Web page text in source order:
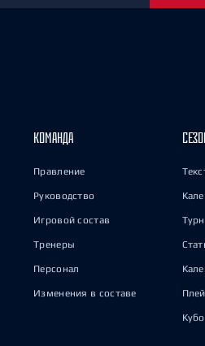
КОМАНДА
Правление
Руководство
Игровой состав
Тренеры
Персонал
Изменения в составе